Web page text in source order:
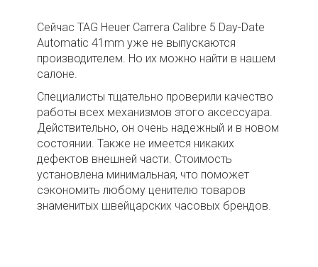
Сейчас TAG Heuer Carrera Calibre 5 Day-Date
Automatic 41mm уже не выпускаются
производителем. Но их можно найти в нашем
салоне.
Специалисты тщательно проверили качество
работы всех механизмов этого аксессуара.
Действительно, он очень надежный и в новом
состоянии. Также не имеется никаких
дефектов внешней части. Стоимость
установлена минимальная, что поможет
сэкономить любому ценителю товаров
знаменитых швейцарских часовых брендов.